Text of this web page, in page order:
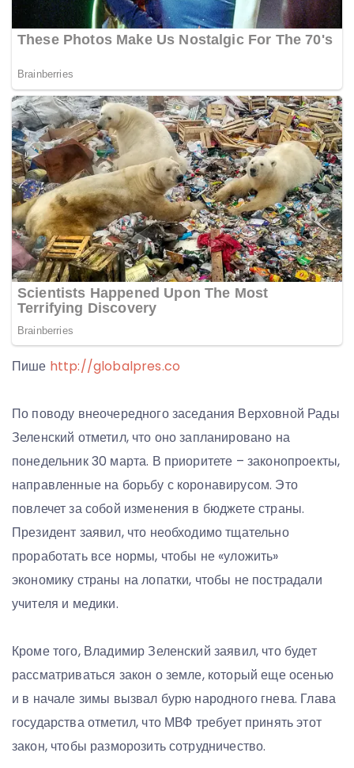
Пише http://globalpres.co
По поводу внеочередного заседания Верховной Рады
Зеленский отметил, что оно запланировано на
понедельник 30 марта. В приоритете – законопроекты,
направленные на борьбу с коронавирусом. Это
повлечет за собой изменения в бюджете страны.
Президент заявил, что необходимо тщательно
проработать все нормы, чтобы не «уложить»
экономику страны на лопатки, чтобы не пострадали
учителя и медики.
Кроме того, Владимир Зеленский заявил, что будет
рассматриваться закон о земле, который еще осенью
и в начале зимы вызвал бурю народного гнева. Глава
государства отметил, что МВФ требует принять этот
закон, чтобы разморозить сотрудничество.